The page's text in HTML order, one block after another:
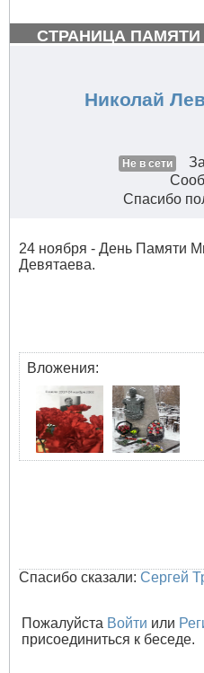
СТРАНИЦА ПАМЯТИ
Николай
Не в сети
Спасибо
24 ноября - День Памяти
Девятаева.
Вложения:
Спасибо сказали: Сергей
Пожалуйста Войти или
присоединиться к беседе.